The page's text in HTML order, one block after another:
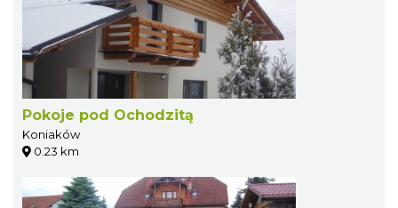
Pokoje pod Ochodzitą
Koniaków
0.23 km